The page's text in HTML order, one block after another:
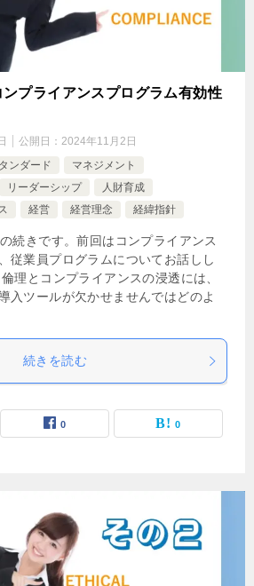
ンプライアンスプログラム有効性
公開日： 2024年11月2日
ンダード
マネジメント
リーダーシップ
人財育成
経営 経営理念 経緯指針
続きです。前回はコンプライアンス
従業員プログラムについてお話しし
理とコンプライアンスの浸透には、
入ツールが欠かせませんではどのよ
続きを読む
0 0